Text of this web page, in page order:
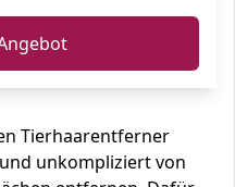
Tierhaarentferner
unkompliziert von